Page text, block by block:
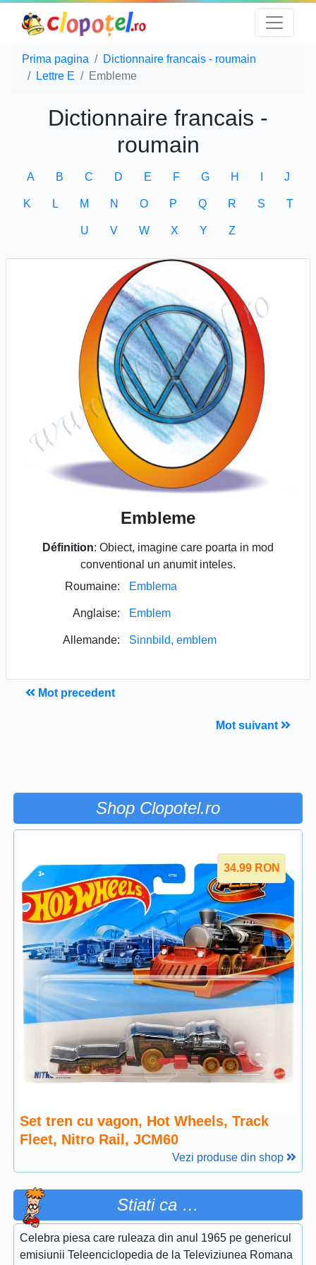
Prima pagina
Dictionnaire francais - roumain
Lettre E
Embleme
Dictionnaire francais -
roumain
A B C D E F G H J
K L M N O P Q R S T
U V W X Y Z
Embleme
Définition: Obiect, imagine care poarta in mod
conventional un anumit inteles.
Roumaine:
Emblema
Anglaise: Emblem
Allemande: Sinnbild, emblem
Mot precedent
Mot suivant
Shop Clopotel.ro
34.99 RON
Set tren cu vagon, Hot Wheels, Track
Fleet, Nitro Rail, JCM60
Vezi produse din shop
Stiati ca …
Celebra piesa care ruleaza din anul 1965 pe genericul
emisiunii Teleenciclopedia de la Televiziunea Romana